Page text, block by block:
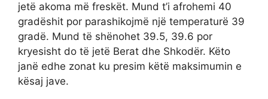
jetë akoma më freskët. Mund t’i afrohemi 40
gradëshit por parashikojmë një temperaturë 39
gradë. Mund të shënohet 39.5, 39.6 por
kryesisht do të jetë Berat dhe Shkodër. Këto
janë edhe zonat ku presim këtë maksimumin e
kësaj jave.